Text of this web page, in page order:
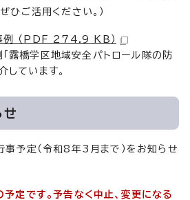
ひご活用ください。）
例 （PDF 274.9 KB）
露橋学区地域安全パトロール隊の防
しています。
せ
予定（令和8年3月まで）をお知らせ
定です。予告なく中止、変更になる